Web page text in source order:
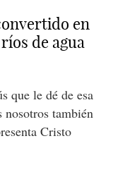
en
de agua
que le dé de esa
nosotros también
Cristo